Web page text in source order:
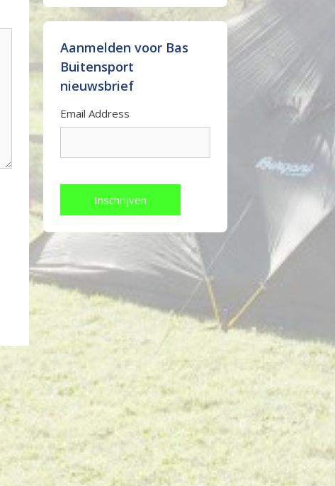
Aanmelden voor Bas
Buitensport
nieuwsbrief
Email Address